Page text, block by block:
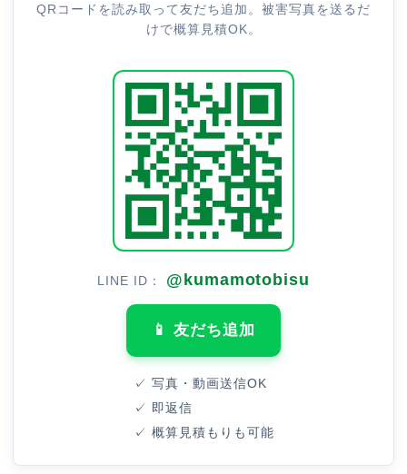
QRコードを読み取って友だち追加。被害写真を送るだ
けで概算見積OK。
LINE ID： @kumamotobisu
📱 友だち追加
✓ 写真・動画送信OK
✓ 即返信
✓ 概算見積もりも可能